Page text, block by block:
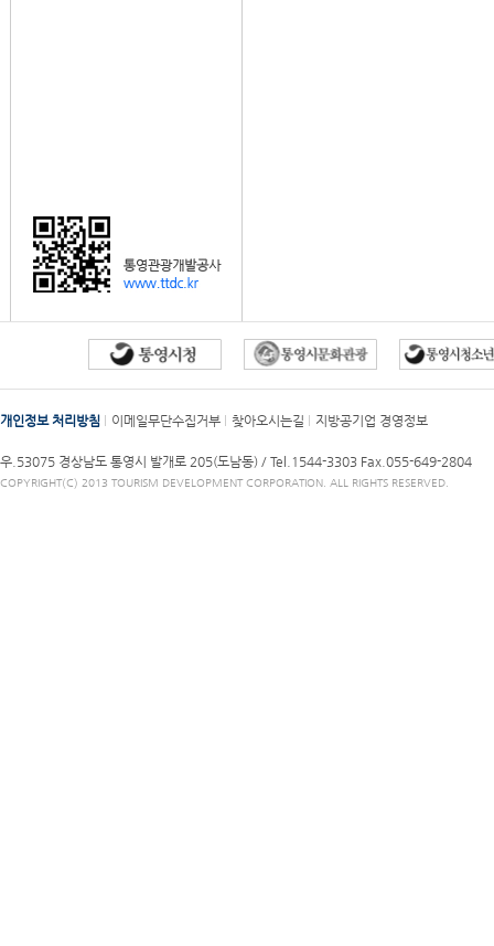
개인정보 처리방침 이메일무단수집거부 찾아오시는길 지방공기업 경영정보
우.53075 경상남도 통영시 발개로 205(도남동) / Tel.1544-3303 Fax.055-649-2804
COPYRIGHT(C) 2013 TOURISM DEVELOPMENT CORPORATION. ALL RIGHTS RESERVED.